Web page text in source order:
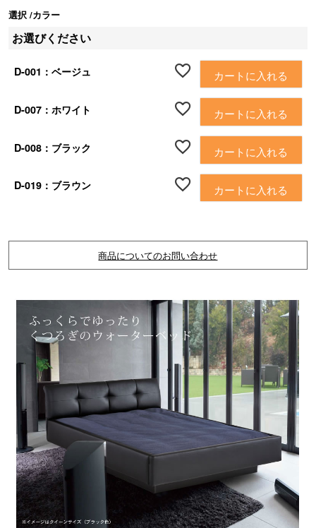
選択 カラー
お選びください
D-001：ベージュ カートに入れる
D-007：ホワイト カートに入れる
D-008：ブラック カートに入れる
D-019：ブラウン カートに入れる
商品についてのお問い合わせ